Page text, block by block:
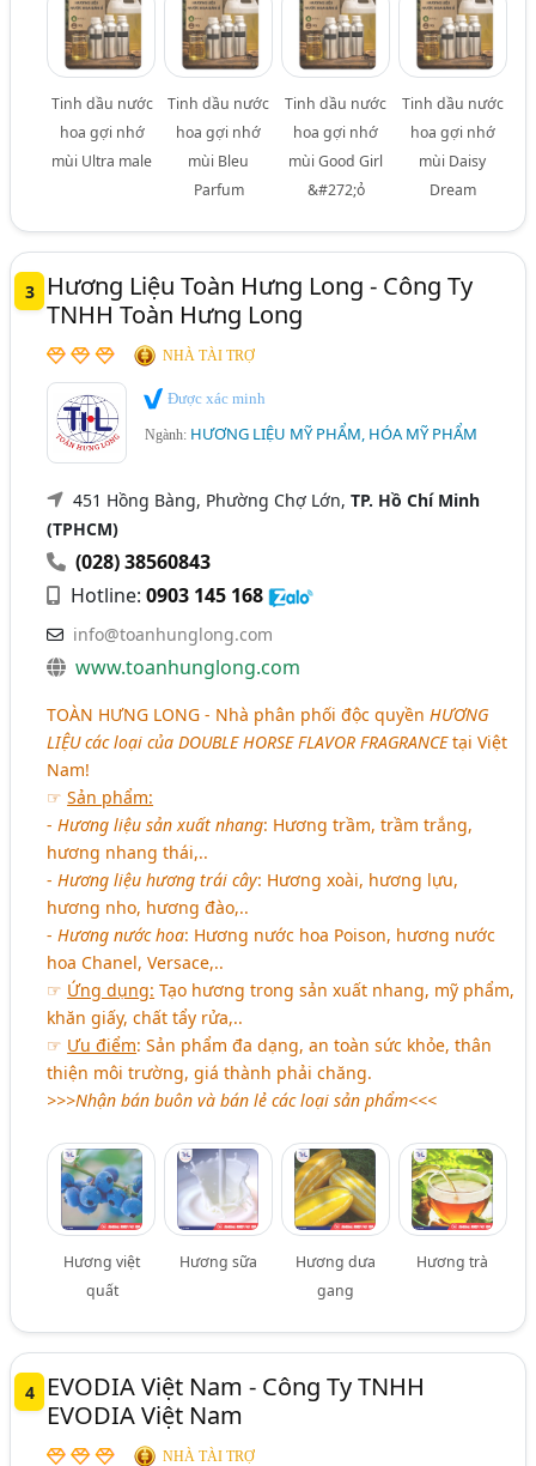
Tinh dầu nước
hoa gợi nhớ
mùi Ultra male
Tinh dầu nước
hoa gợi nhớ
mùi Bleu
Parfum
Tinh dầu nước
hoa gợi nhớ
mùi Good Girl
&#272;ỏ
Tinh dầu nước
hoa gợi nhớ
mùi Daisy
Dream
3
Hương Liệu Toàn Hưng Long - Công Ty
TNHH Toàn Hưng Long
NHÀ TÀI TRỢ
Được xác minh
Ngành: HƯƠNG LIỆU MỸ PHẨM, HÓA MỸ PHẨM
451 Hồng Bàng, Phường Chợ Lớn,TP. Hồ Chí Minh
(TPHCM)
(028) 38560843
Hotline:0903 145 168
info@toanhunglong.com
www.toanhunglong.com
TOÀN HƯNG LONG - Nhà phân phối độc quyềnHƯƠNG
LIỆUcác loại củaDOUBLE HORSE FLAVOR FRAGRANCEtại Việt
Nam!
☞Sản phẩm:
-Hương liệu sản xuất nhang: Hương trầm, trầm trắng,
hương nhang thái,..
-Hương liệu hương trái cây: Hương xoài, hương lựu,
hương nho, hương đào,..
-Hương nước hoa: Hương nước hoa Poison, hương nước
hoa Chanel, Versace,..
☞ Ứng dụng: Tạo hương trong sản xuất nhang, mỹ phẩm,
khăn giấy, chất tẩy rửa,..
☞ Ưu điểm: Sản phẩm đa dạng, an toàn sức khỏe, thân
thiện môi trường, giá thành phải chăng.
>>>Nhận bán buôn và bán lẻ các loại sản phẩm<<<
Hương việt
quất
Hương sữa
Hương dưa
gang
Hương trà
4
EVODIA Việt Nam - Công Ty TNHH
EVODIA Việt Nam
NHÀ TÀI TRỢ